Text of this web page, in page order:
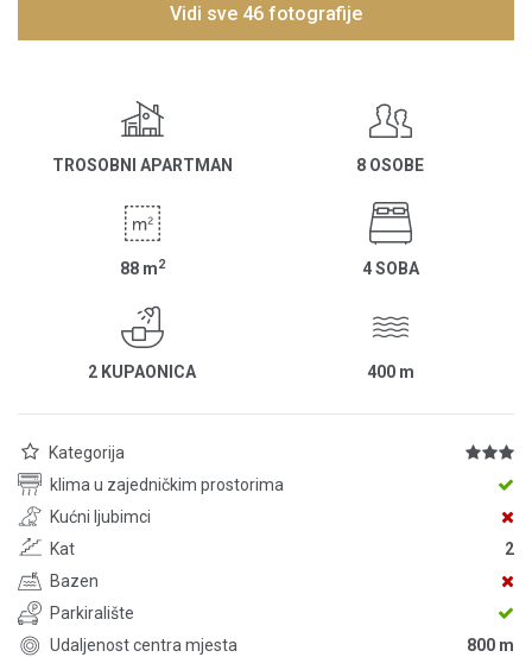
Vidi sve 46 fotografije
TROSOBNI APARTMAN 8 OSOBE
88 m2 4 SOBA
2 KUPAONICA 400 m
Kategorija
klima u zajedničkim prostorima
Kućni ljubimci
Kat
2
Bazen
Parkiralište
Udaljenost centra mjesta
800 m